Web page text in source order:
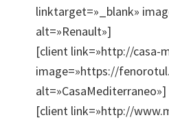
linktarget=»_blank»
alt=»Renault»]
[client link=»http://casa-
image=»https://
alt=»CasaMediterraneo»]
[client link=»http://